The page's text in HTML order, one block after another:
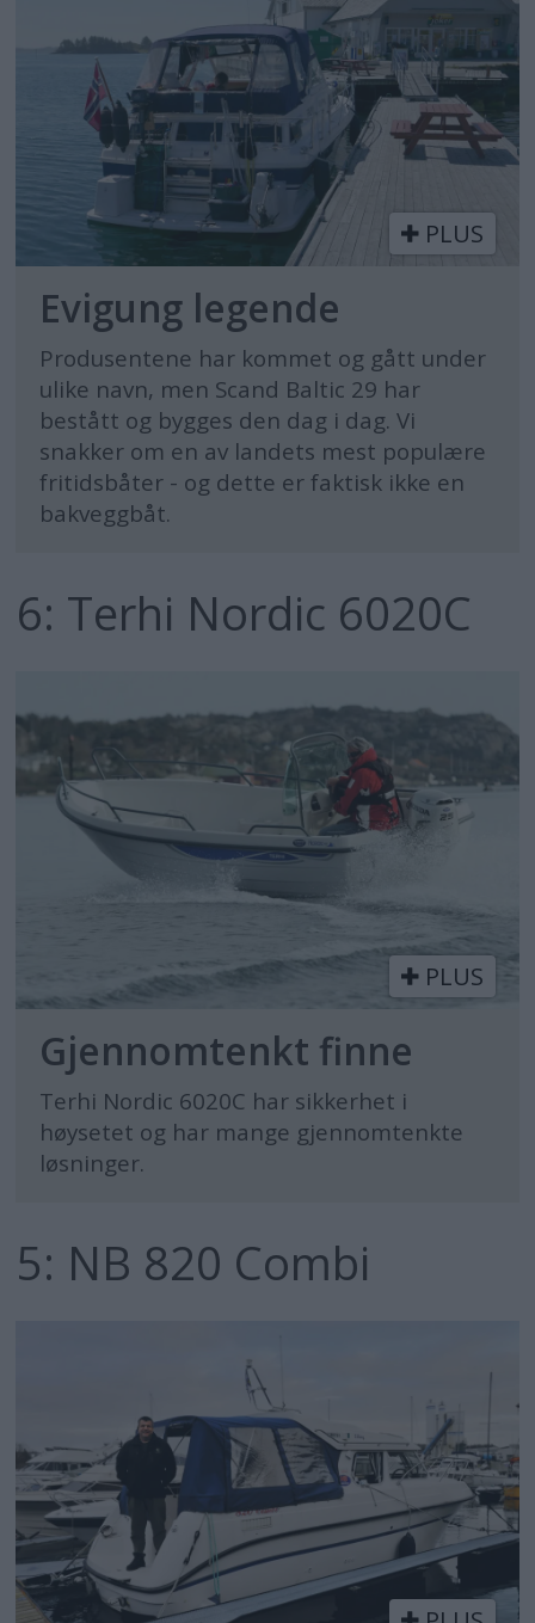
PLUS
Evigung legende
Produsentene har kommet og gått under
ulike navn, men Scand Baltic 29 har
bestått og bygges den dag i dag. Vi
snakker om en av landets mest populære
fritidsbåter - og dette er faktisk ikke en
bakveggbåt.
6: Terhi Nordic 6020C
PLUS
Gjennomtenkt finne
Terhi Nordic 6020C har sikkerhet i
høysetet og har mange gjennomtenkte
løsninger.
5: NB 820 Combi